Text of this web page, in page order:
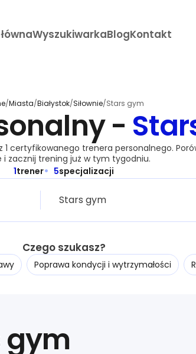
WyszukiwarkaBlogKontakt
/Miasta/Białystok/Siłownie/Stars gym
-
1 certyfikowanego trenera personalnego.
i zacznij trening już w tym tygodniu.
1trener 5specjalizacji
Czego szukasz?
Poprawa kondycji i wytrzymałości
gym